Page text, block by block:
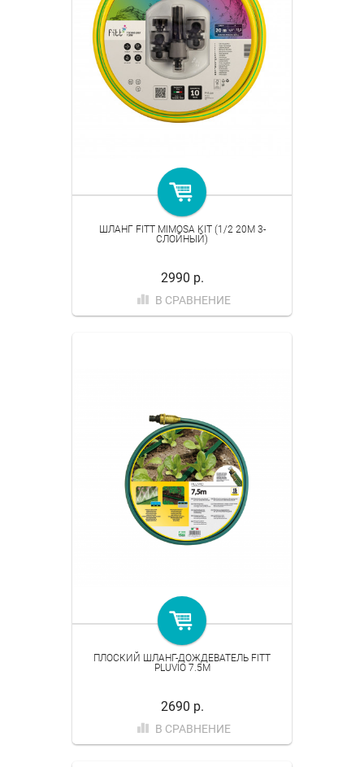
ШЛАНГ FITT MIMOSA KIT (1/2 20M 3-
СЛОЙНЫЙ)
2990 р.
В СРАВНЕНИЕ
ПЛОСКИЙ ШЛАНГ-ДОЖДЕВАТЕЛЬ FITT
PLUVIO 7.5M
2690 р.
В СРАВНЕНИЕ